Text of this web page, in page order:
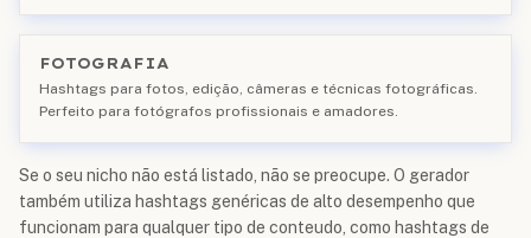
FOTOGRAFIA
Hashtags para fotos, edição, câmeras e técnicas fotográficas.
Perfeito para fotógrafos profissionais e amadores.
Se o seu nicho não está listado, não se preocupe. O gerador
também utiliza hashtags genéricas de alto desempenho que
funcionam para qualquer tipo de conteudo, como hashtags de